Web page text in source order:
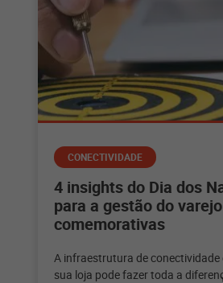
CONECTIVIDADE
4 insights do Dia dos
para a gestão do
comemorativas
A infraestrutura de conectividade
sua loja pode fazer toda a